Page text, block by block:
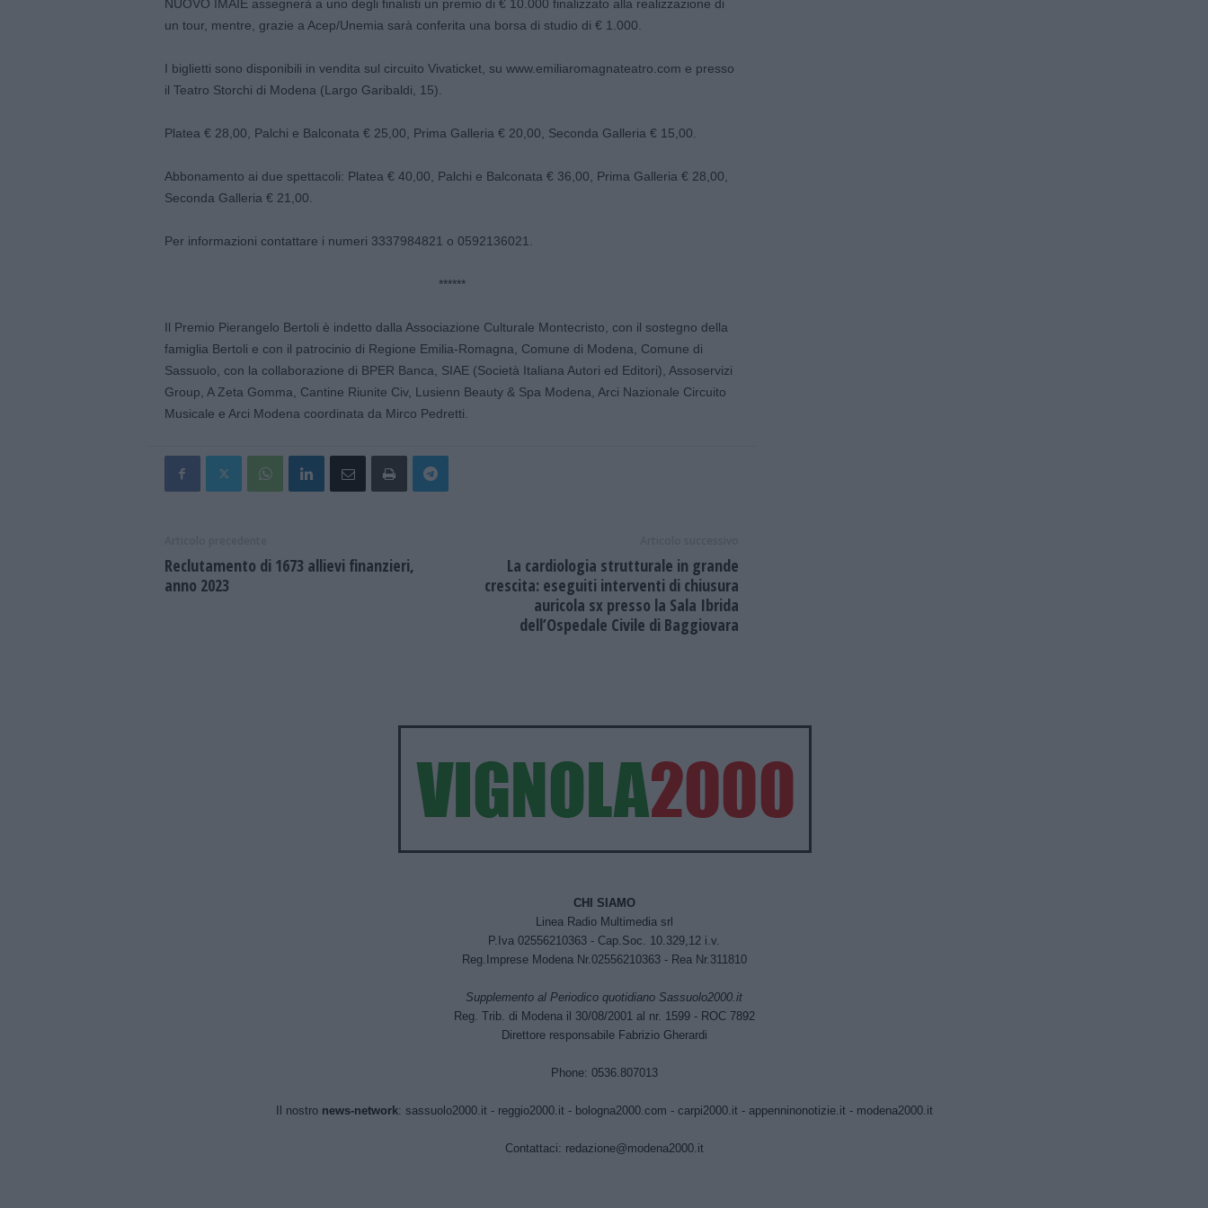
NUOVO IMAIE assegnerà a uno degli finalisti un premio di € 10.000 finalizzato alla realizzazione di
un tour, mentre, grazie a Acep/Unemia sarà conferita una borsa di studio di € 1.000.
I biglietti sono disponibili in vendita sul circuito Vivaticket, su www.emiliaromagnateatro.com e presso
il Teatro Storchi di Modena (Largo Garibaldi, 15).
Platea € 28,00, Palchi e Balconata € 25,00, Prima Galleria € 20,00, Seconda Galleria € 15,00.
Abbonamento ai due spettacoli: Platea € 40,00, Palchi e Balconata € 36,00, Prima Galleria € 28,00,
Seconda Galleria € 21,00.
Per informazioni contattare i numeri 3337984821 o 0592136021.
******
Il Premio Pierangelo Bertoli è indetto dalla Associazione Culturale Montecristo, con il sostegno della
famiglia Bertoli e con il patrocinio di Regione Emilia-Romagna, Comune di Modena, Comune di
Sassuolo, con la collaborazione di BPER Banca, SIAE (Società Italiana Autori ed Editori), Assoservizi
Group, A Zeta Gomma, Cantine Riunite Civ, Lusienn Beauty & Spa Modena, Arci Nazionale Circuito
Musicale e Arci Modena coordinata da Mirco Pedretti.
Reclutamento di 1673 allievi finanzieri,
anno 2023
La cardiologia strutturale in grande
crescita: eseguiti interventi di chiusura
auricola sx presso la Sala Ibrida
dell’Ospedale Civile di Baggiovara
CHI SIAMO
Linea Radio Multimedia srl
P.Iva 02556210363 - Cap.Soc. 10.329,12 i.v.
Reg.Imprese Modena Nr.02556210363 - Rea Nr.311810
Supplemento al Periodico quotidiano Sassuolo2000.it
Reg. Trib. di Modena il 30/08/2001 al nr. 1599 - ROC 7892
Direttore responsabile Fabrizio Gherardi
Phone: 0536.807013
Il nostro news-network: sassuolo2000.it- reggio2000.it - bologna2000.com - carpi2000.it- appenninonotizie.it- modena2000.it
Contattaci: redazione@modena2000.it